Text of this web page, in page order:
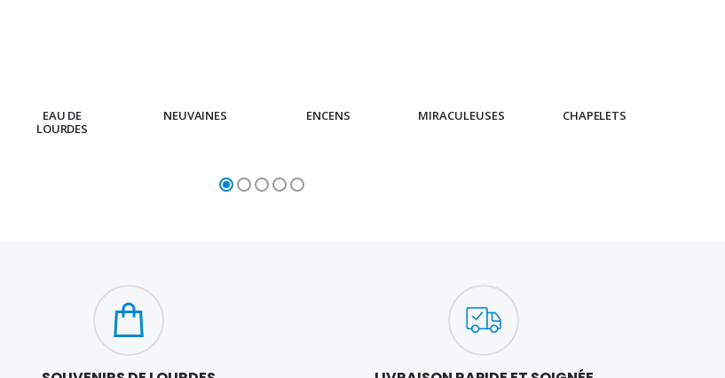
EAU DE
LOURDES
NEUVAINES ENCENS MIRACULEUSES CHAPELETS